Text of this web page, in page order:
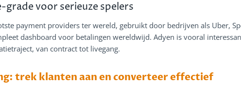
voor serieuze spelers
payment providers ter wereld, gebruikt door bedrijven als Uber,
dashboard voor betalingen wereldwijd. Adyen is vooral
van contract tot livegang.
trek klanten aan en converteer effectief